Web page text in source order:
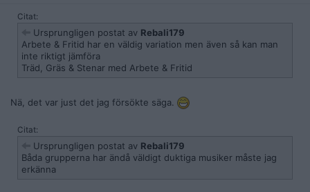
Citat:
Ursprungligen postat av Rebali179
Arbete & Fritid har en väldig variation men även så kan man
inte riktigt jämföra
Träd, Gräs & Stenar med Arbete & Fritid
Nä, det var just det jag försökte säga.
Citat:
Ursprungligen postat av Rebali179
Båda grupperna har ändå väldigt duktiga musiker måste jag
erkänna